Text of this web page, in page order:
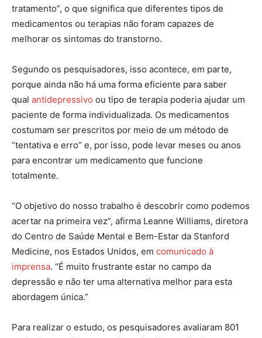
tratamento”, o que significa que diferentes tipos de
medicamentos ou terapias não foram capazes de
melhorar os sintomas do transtorno.
Segundo os pesquisadores, isso acontece, em parte,
porque ainda não há uma forma eficiente para saber
qual antidepressivo ou tipo de terapia poderia ajudar um
paciente de forma individualizada. Os medicamentos
costumam ser prescritos por meio de um método de
“tentativa e erro” e, por isso, pode levar meses ou anos
para encontrar um medicamento que funcione
totalmente.
“O objetivo do nosso trabalho é descobrir como podemos
acertar na primeira vez”, afirma Leanne Williams, diretora
do Centro de Saúde Mental e Bem-Estar da Stanford
Medicine, nos Estados Unidos, em comunicado à
imprensa. “É muito frustrante estar no campo da
depressão e não ter uma alternativa melhor para esta
abordagem única.”
Para realizar o estudo, os pesquisadores avaliaram 801